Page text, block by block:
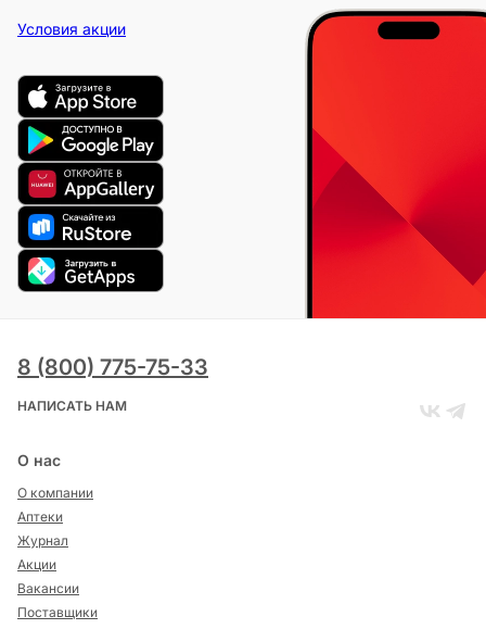
Условия акции
8 (800) 775-75-33
НАПИСАТЬ НАМ
О нас
О компании
Аптеки
Журнал
Акции
Вакансии
Поставщики